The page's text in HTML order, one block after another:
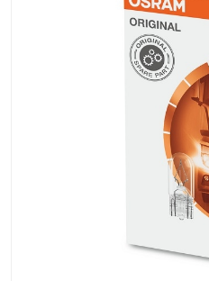
Otomobil Halojen Park Ampulü
Otomobil Led Park Ampulü
Otomobil Gösterge Ampulü
Halojen Off Road Rally Ampulü
Motosiklet Halojen Far Ampulü
Kamyon Halojen Far Ampulü